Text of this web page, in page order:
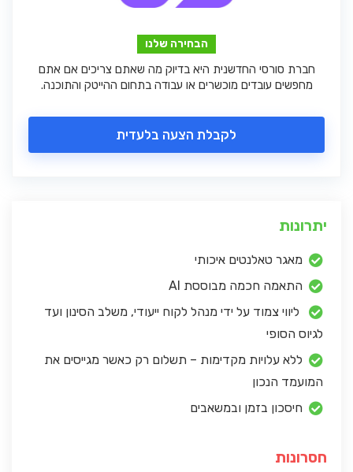
הבחירה שלנו
חברת סורסי החדשנית היא בדיוק מה שאתם צריכים אם אתם
מחפשים עובדים מוכשרים או עבודה בתחום ההייטק והתוכנה.
לקבלת הצעה בלעדית
יתרונות
מאגר טאלנטים איכותי
התאמה חכמה מבוססת AI
ליווי צמוד על ידי מנהל לקוח ייעודי, משלב הסינון ועד
לגיוס הסופי
ללא עלויות מקדימות – תשלום רק כאשר מגייסים את
המועמד הנכון
חיסכון בזמן ובמשאבים
חסרונות